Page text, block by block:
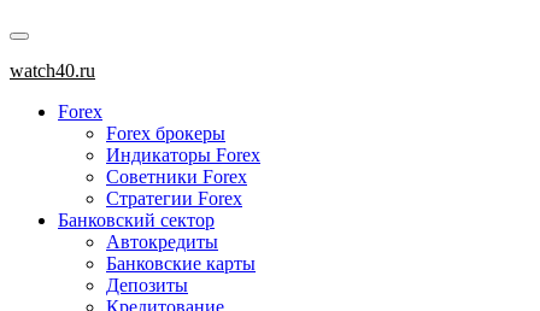
Основное
меню
watch40.ru
Forex
Forex брокеры
Индикаторы Forex
Советники Forex
Стратегии Forex
Банковский сектор
Автокредиты
Банковские карты
Депозиты
Кредитование